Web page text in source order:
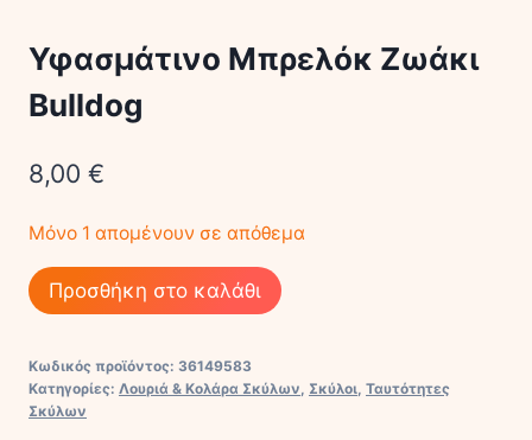
Υφασμάτινο Μπρελόκ Ζωάκι
Bulldog
8,00 €
Μόνο 1 απομένουν σε απόθεμα
Υφασμάτινο
Μπρελόκ
Bulldog
ποσότητα
Προσθήκη στο καλάθι
Κωδικός προϊόντος: 36149583
Κατηγορίες: Λουριά & Κολάρα Σκύλων Σκύλοι Ταυτότητες
Σκύλων